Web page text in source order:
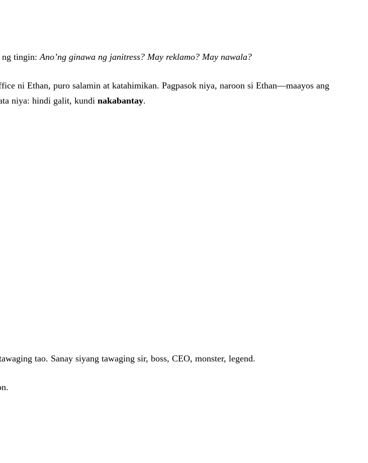
ng tingin:Ano’ng ginawa ng janitress? May reklamo? May nawala?
ni Ethan, puro salamin at katahimikan. Pagpasok niya, naroon si Ethan—maayos ang
niya: hindi galit, kundi nakabantay.
tao. Sanay siyang tawaging sir, boss, CEO, monster, legend.